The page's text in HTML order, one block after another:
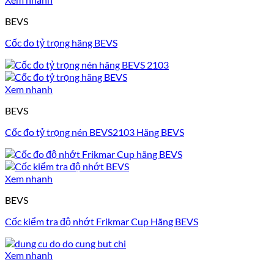
BEVS
Cốc đo tỷ trọng hãng BEVS
Xem nhanh
BEVS
Cốc đo tỷ trọng nén BEVS2103 Hãng BEVS
Xem nhanh
BEVS
Cốc kiểm tra độ nhớt Frikmar Cup Hãng BEVS
Xem nhanh